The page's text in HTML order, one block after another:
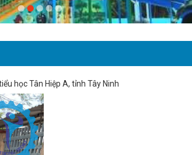
học Tân Hiệp A, tỉnh Tây Ninh